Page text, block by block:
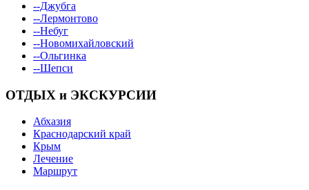
--Джубга
--Лермонтово
--Небуг
--Новомихайловский
--Ольгинка
--Шепси
ОТДЫХ и ЭКСКУРСИИ
Абхазия
Краснодарский край
Крым
Лечение
Маршрут